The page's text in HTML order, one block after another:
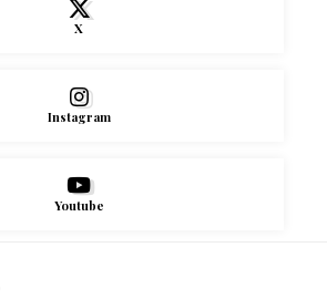
X
Instagram
Youtube